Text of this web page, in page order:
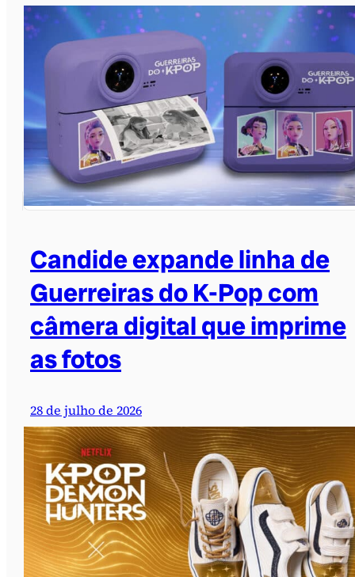
Candide expande linha de
Guerreiras do K-Pop com
câmera digital que imprime
as fotos
28 de julho de 2026